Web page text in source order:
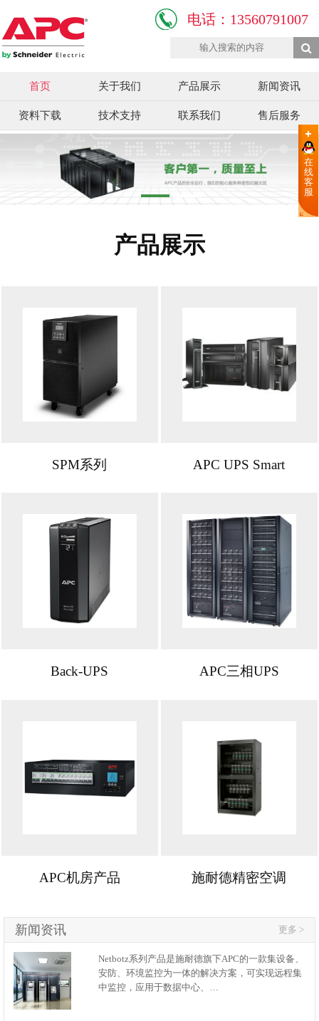
电话：13560791007
首页 关于我们 产品展示 新闻资讯
资料下载 技术支持 联系我们 售后服务
在
线
客
服
产品展示
SPM系列 APC UPS Smart
Back-UPS APC三相UPS
APC机房产品 施耐德精密空调
更多 >
新闻资讯
Netbotz系列产品是施耐德旗下APC的一款集设备、
安防、环境监控为一体的解决方案，可实现远程集
中监控，应用于数据中心、…